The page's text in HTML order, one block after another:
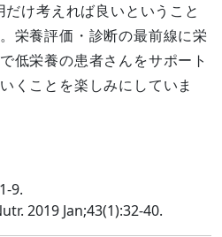
け考えれば良いということ
栄養評価・診断の最前線に栄
低栄養の患者さんをサポート
くことを楽しみにしていま
9.
2019 Jan;43(1):32-40.